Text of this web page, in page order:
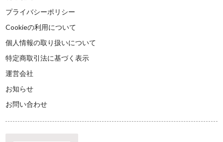
プライバシーポリシー
Cookieの利用について
個人情報の取り扱いについて
特定商取引法に基づく表示
運営会社
お知らせ
お問い合わせ